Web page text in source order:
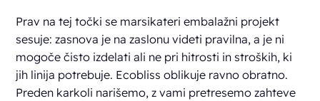
Prav na tej točki se marsikateri embalažni projekt
sesuje: zasnova je na zaslonu videti pravilna, a je ni
mogoče čisto izdelati ali ne pri hitrosti in stroških, ki
jih linija potrebuje. Ecobliss oblikuje ravno obratno.
Preden karkoli narišemo, z vami pretresemo zahteve